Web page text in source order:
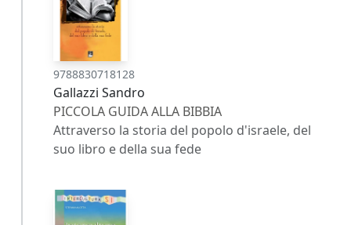
9788830718128
Gallazzi Sandro
PICCOLA GUIDA ALLA BIBBIA
Attraverso la storia del popolo d'israele, del
suo libro e della sua fede